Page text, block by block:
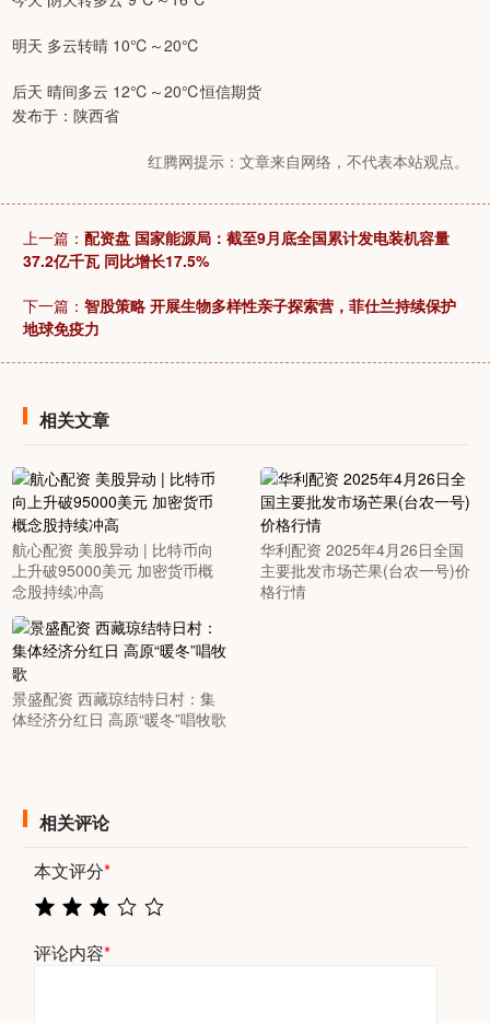
明天 多云转晴 10℃～20℃
后天 晴间多云 12℃～20℃恒信期货
发布于：陕西省
红腾网提示：文章来自网络，不代表本站观点。
上一篇： 配资盘 国家能源局：截至9月底全国累计发电装机容量
37.2亿千瓦 同比增长17.5%
下一篇： 智股策略 开展生物多样性亲子探索营，菲仕兰持续保护
地球免疫力
相关文章
航心配资 美股异动 | 比特币向
上升破95000美元 加密货币概
念股持续冲高
华利配资 2025年4月26日全国
主要批发市场芒果(台农一号)价
格行情
景盛配资 西藏琼结特日村：集
体经济分红日 高原“暖冬”唱牧歌
相关评论
本文评分*
评论内容*